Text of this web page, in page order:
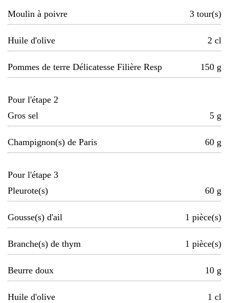
Moulin à poivre 3 tour(s)
Huile d'olive 2 cl
Pommes de terre Délicatesse Filière Resp 150 g
Pour l'étape 2
Gros sel
5 g
Champignon(s) de Paris 60 g
Pour l'étape 3
Pleurote(s)
60 g
Gousse(s) d'ail 1 pièce(s)
Branche(s) de thym 1 pièce(s)
Beurre doux 10 g
Huile d'olive 1 cl